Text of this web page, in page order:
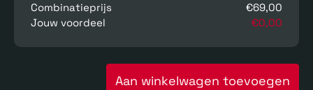
Combinatieprijs
€69,00
Jouw voordeel
€0,00
Aan winkelwagen toevoegen